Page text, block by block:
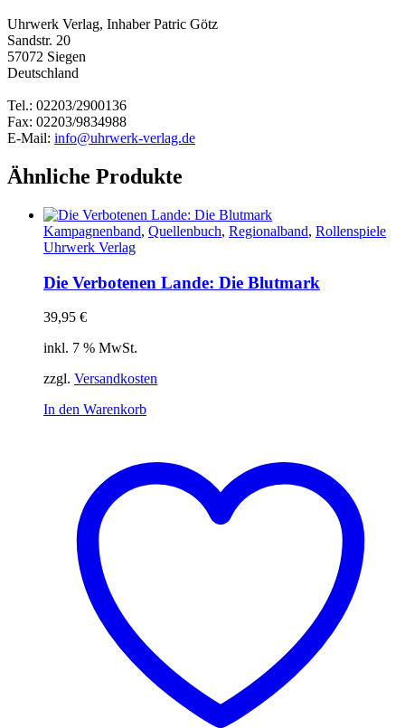
Uhrwerk Verlag, Inhaber Patric Götz
Sandstr. 20
57072 Siegen
Deutschland
Tel.: 02203/2900136
Fax: 02203/9834988
E-Mail: info@uhrwerk-verlag.de
Ähnliche Produkte
Kampagnenband, Quellenbuch, Regionalband, Rollenspiele
Uhrwerk Verlag
Die Verbotenen Lande: Die Blutmark
39,95 €
inkl. 7 % MwSt.
zzgl. Versandkosten
In den Warenkorb